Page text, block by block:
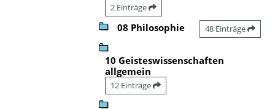
2 Einträge
08 Philosophie 48 Einträge
10 Geisteswissenschaften
allgemein
12 Einträge